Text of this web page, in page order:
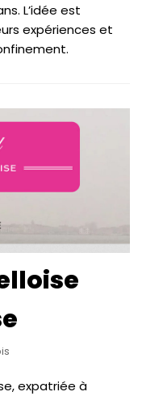
L’idée est
expériences et
expatriée à